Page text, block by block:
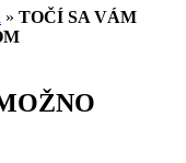
» TOČÍ SA VÁM